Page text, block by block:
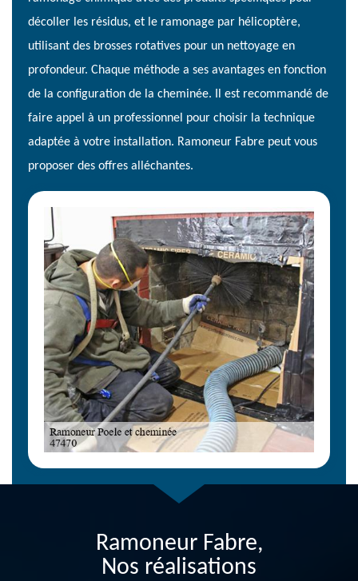
décoller les résidus, et le ramonage par hélicoptère,
utilisant des brosses rotatives pour un nettoyage en
profondeur. Chaque méthode a ses avantages en fonction
de la configuration de la cheminée. Il est recommandé de
faire appel à un professionnel pour choisir la technique
adaptée à votre installation. Ramoneur Fabre peut vous
proposer des offres alléchantes.
Ramoneur Fabre,
Nos réalisations